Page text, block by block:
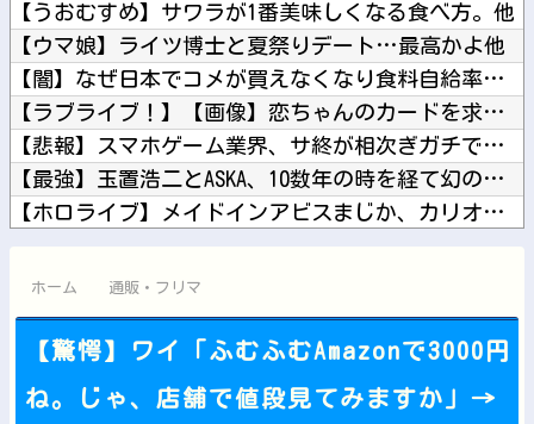
【うおむすめ】サワラが1番美味しくなる食べ方。他
【ウマ娘】ライツ博士と夏祭りデート…最高かよ他
【闇】なぜ日本でコメが買えなくなり食料自給率が過去最低に並ん...
【ラブライブ！】【画像】恋ちゃんのカードを求めMELLOW ...
【悲報】スマホゲーム業界、サ終が相次ぎガチで危機的な状況に…...
【最強】玉置浩二とASKA、10数年の時を経て幻の合作曲をガ...
【ホロライブ】メイドインアビスまじか、カリオペすげえな他
Powered by livedoor 相互RSS
ホーム 通販・フリマ
【驚愕】ワイ「ふむふむAmazonで3000円
ね。じゃ、店舗で値段見てみますか」→